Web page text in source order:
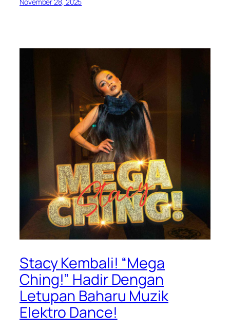
Stacy Kembali! “Mega
Ching!” Hadir Dengan
Letupan Baharu Muzik
Elektro Dance!